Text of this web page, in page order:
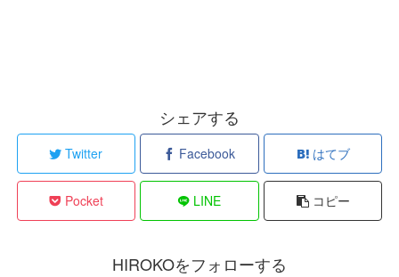
シェアする
Twitter Facebook はてブ
Pocket LINE コピー
HIROKOをフォローする